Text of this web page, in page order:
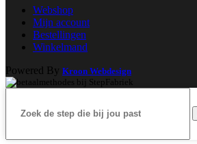
Webshop
Mijn account
Bestellingen
Winkelmand
Powered By Kroon Webdesign